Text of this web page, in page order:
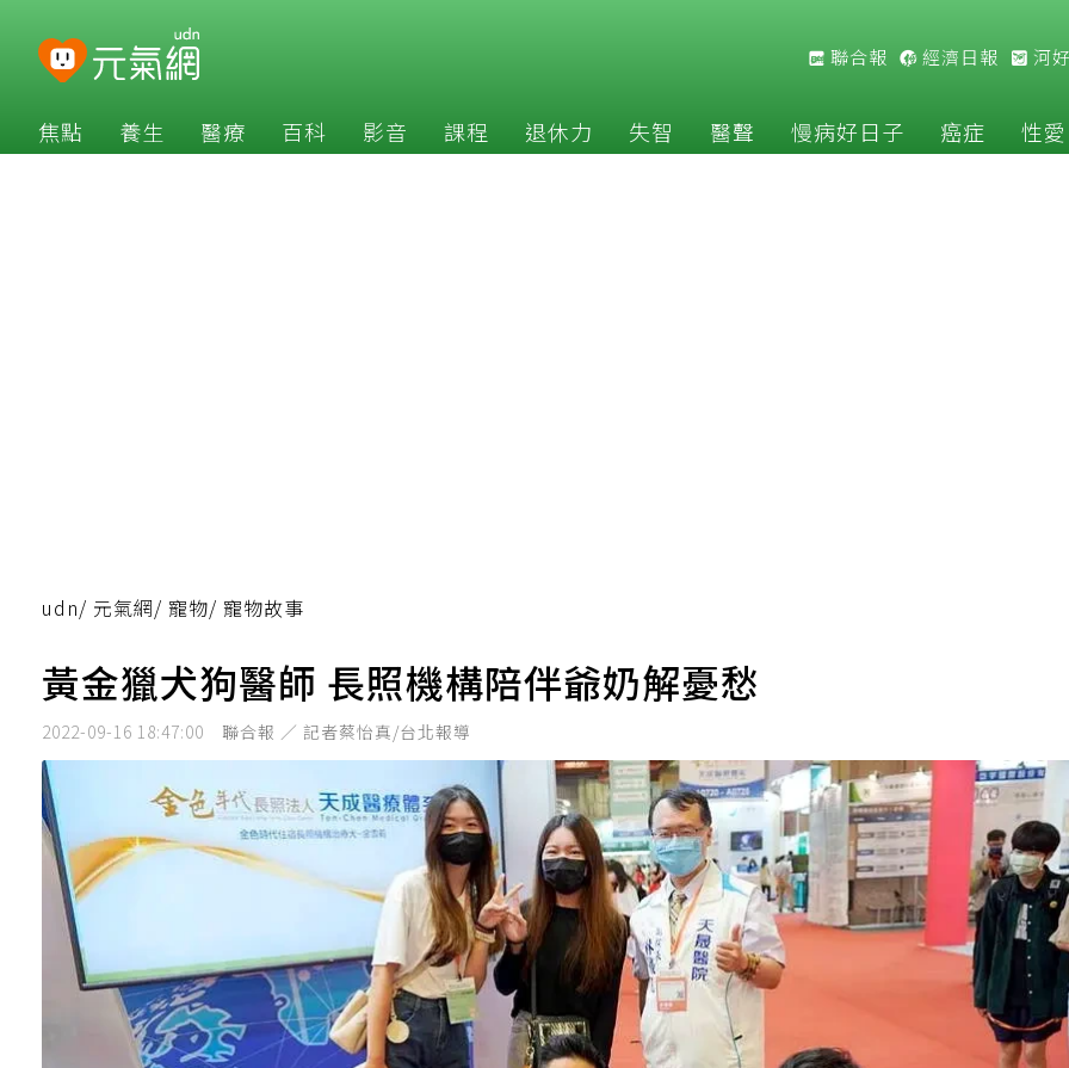
聯合報 經濟日報 河
焦點 養生 醫療 百科 影音 課程 退休力 失智 醫聲 慢病好日子 癌症 性愛
udn/ 元氣網/ 寵物/ 寵物故事
黃金獵犬狗醫師 長照機構陪伴爺奶解憂愁
2022-09-16 18:47:00 聯合報 ／ 記者蔡怡真/台北報導